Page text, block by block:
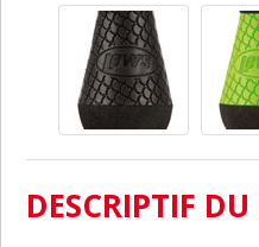
DESCRIPTIF